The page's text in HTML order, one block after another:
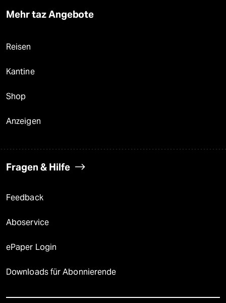
Mehr taz Angebote
Reisen
Kantine
Shop
Anzeigen
Fragen & Hilfe
Feedback
Aboservice
ePaper Login
Downloads für Abonnierende